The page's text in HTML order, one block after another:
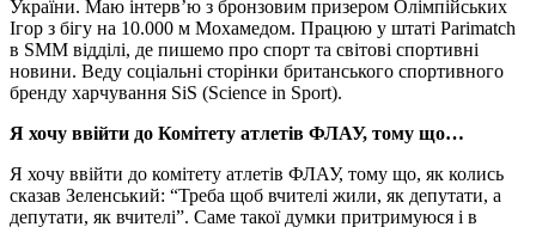
України. Маю інтерв’ю з бронзовим призером Олімпійських
Ігор з бігу на 10.000 м Мохамедом. Працюю у штаті Parimatch
в SMM відділі, де пишемо про спорт та світові спортивні
новини. Веду соціальні сторінки британського спортивного
бренду харчування SiS (Science in Sport).
Я хочу ввійти до Комітету атлетів ФЛАУ, тому що…
Я хочу ввійти до комітету атлетів ФЛАУ, тому що, як колись
сказав Зеленський: “Треба щоб вчителі жили, як депутати, а
депутати, як вчителі”. Саме такої думки притримуюся і в